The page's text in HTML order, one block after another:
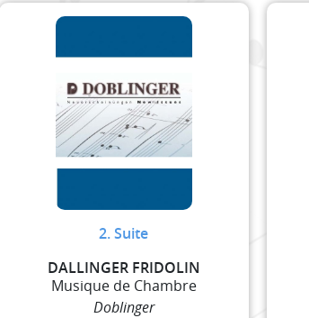
2. Suite
DALLINGER FRIDOLIN
Musique de Chambre
Doblinger